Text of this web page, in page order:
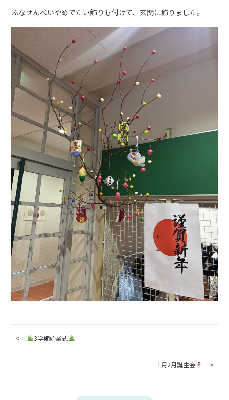
ふなせんべいやめでたい飾りも付けて、玄関に飾りました。
3学期始業式
1月2月誕生会